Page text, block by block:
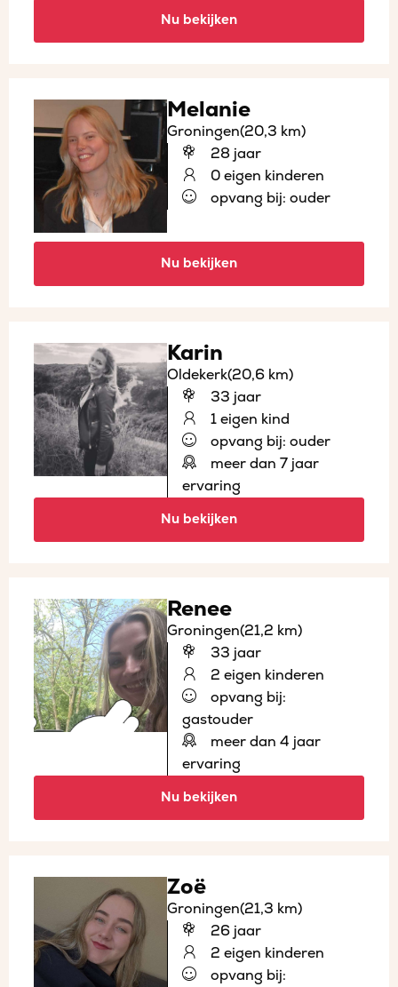
Nu bekijken
Melanie
Groningen(20,3 km)
28 jaar
0 eigen kinderen
opvang bij: ouder
Nu bekijken
Karin
Oldekerk(20,6 km)
33 jaar
1 eigen kind
opvang bij: ouder
meer dan 7 jaar
ervaring
Nu bekijken
Renee
Groningen(21,2 km)
33 jaar
2 eigen kinderen
opvang bij:
gastouder
meer dan 4 jaar
ervaring
Nu bekijken
Zoë
Groningen(21,3 km)
26 jaar
2 eigen kinderen
opvang bij: